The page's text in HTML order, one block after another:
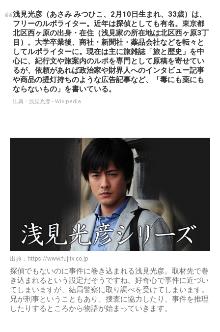
浅見光彦（あさみ みつひこ、2月10日生まれ、33歳）は、
フリーのルポライター。近年は探偵としても有名。東京都
北区西ヶ原の出身・在住（浅見家の所在地は北区西ヶ原3丁
目）。大学卒業後、商社・新聞社・薬品会社などを転々と
してルポライターに。現在は主に旅雑誌「旅と歴史」を中
心に、紀行文や旅案内のルポを専門として原稿を寄せてい
るが、依頼があれば政治家や財界人へのインタビュー記事
や商品の提灯持ちのような広告記事など、「毒にも薬にも
ならないもの」を書いている。
出典： 浅見光彦 - Wikipedia
出典： https://www.fujitv.co.jp
探偵でもないのに事件に巻き込まれる浅見光彦。取材先で巻
き込まれるという設定だそうですね。好奇心で事件に近づい
てしまいますが、結局警察に取り調べを受けてしまいます。
兄が刑事ということもあり、捜査に協力したり、事件を推理
したりするところから物語が始まっていきます。